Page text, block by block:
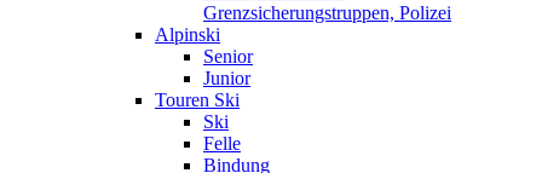
Grenzsicherungstruppen, Polizei
Alpinski
Senior
Junior
Touren Ski
Ski
Felle
Bindung